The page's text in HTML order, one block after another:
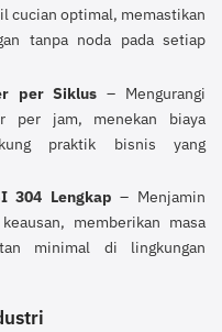
cucian optimal, memastikan
tanpa noda pada setiap
per Siklus – Mengurangi
per jam, menekan biaya
praktik bisnis yang
304 Lengkap – Menjamin
memberikan masa
minimal di lingkungan